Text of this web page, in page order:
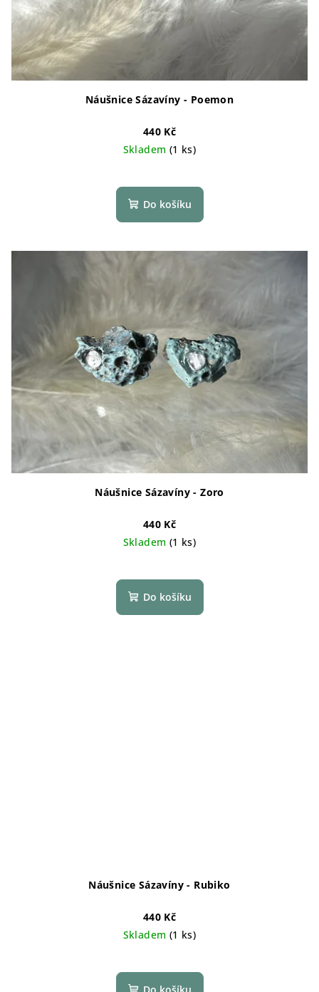
Náušnice Sázavíny - Poemon
440 Kč
Skladem (1 ks)
Do košíku
Náušnice Sázavíny - Zoro
440 Kč
Skladem (1 ks)
Do košíku
Náušnice Sázavíny - Rubiko
440 Kč
Skladem (1 ks)